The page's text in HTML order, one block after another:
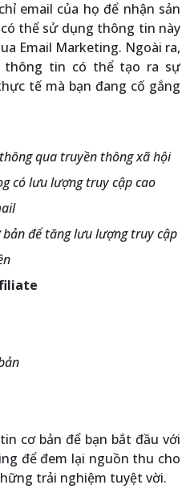
email của họ để nhận sản
thể sử dụng thông tin này
Email Marketing. Ngoài ra,
thông tin có thể tạo ra sự
tế mà bạn đang cố gắng
qua truyền thông xã hội
có lưu lượng truy cập cao
bản để tăng lưu lượng truy cập
cơ bản để bạn bắt đầu với
để đem lại nguồn thu cho
trải nghiệm tuyệt vời.